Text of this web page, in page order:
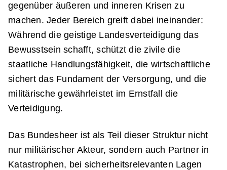
gegenüber äußeren und inneren Krisen zu
machen. Jeder Bereich greift dabei ineinander:
Während die geistige Landesverteidigung das
Bewusstsein schafft, schützt die zivile die
staatliche Handlungsfähigkeit, die wirtschaftliche
sichert das Fundament der Versorgung, und die
militärische gewährleistet im Ernstfall die
Verteidigung.
Das Bundesheer ist als Teil dieser Struktur nicht
nur militärischer Akteur, sondern auch Partner in
Katastrophen, bei sicherheitsrelevanten Lagen